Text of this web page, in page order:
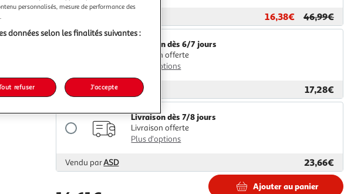
16,38€ 46,99€
Livraison dès 6/7 jours
Livraison offerte
Plus d'options
Vendu parGpasPlus 17,28€
Livraison dès 7/8 jours
Livraison offerte
Plus d'options
Vendu parASD 23,66€
Ajouter au panier
personnalisés, mesure de performance des
données selon les finalités suivantes :
refuser J'accepte